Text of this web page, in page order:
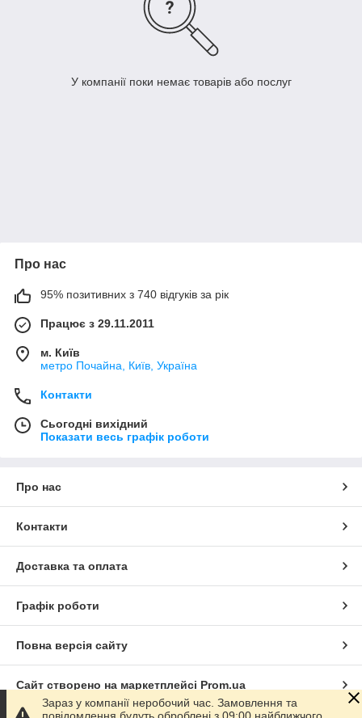
У компанії поки немає товарів або послуг
Про нас
95% позитивних з 740 відгуків за рік
Працює з 29.11.2011
м. Київ
метро Почайна, Київ, Україна
Контакти
Сьогодні вихідний
Показати весь графік роботи
Про нас
Контакти
Доставка та оплата
Графік роботи
Повна версія сайту
Сайт створено на маркетплейсі Prom.ua
Зараз у компанії неробочий час. Замовлення та